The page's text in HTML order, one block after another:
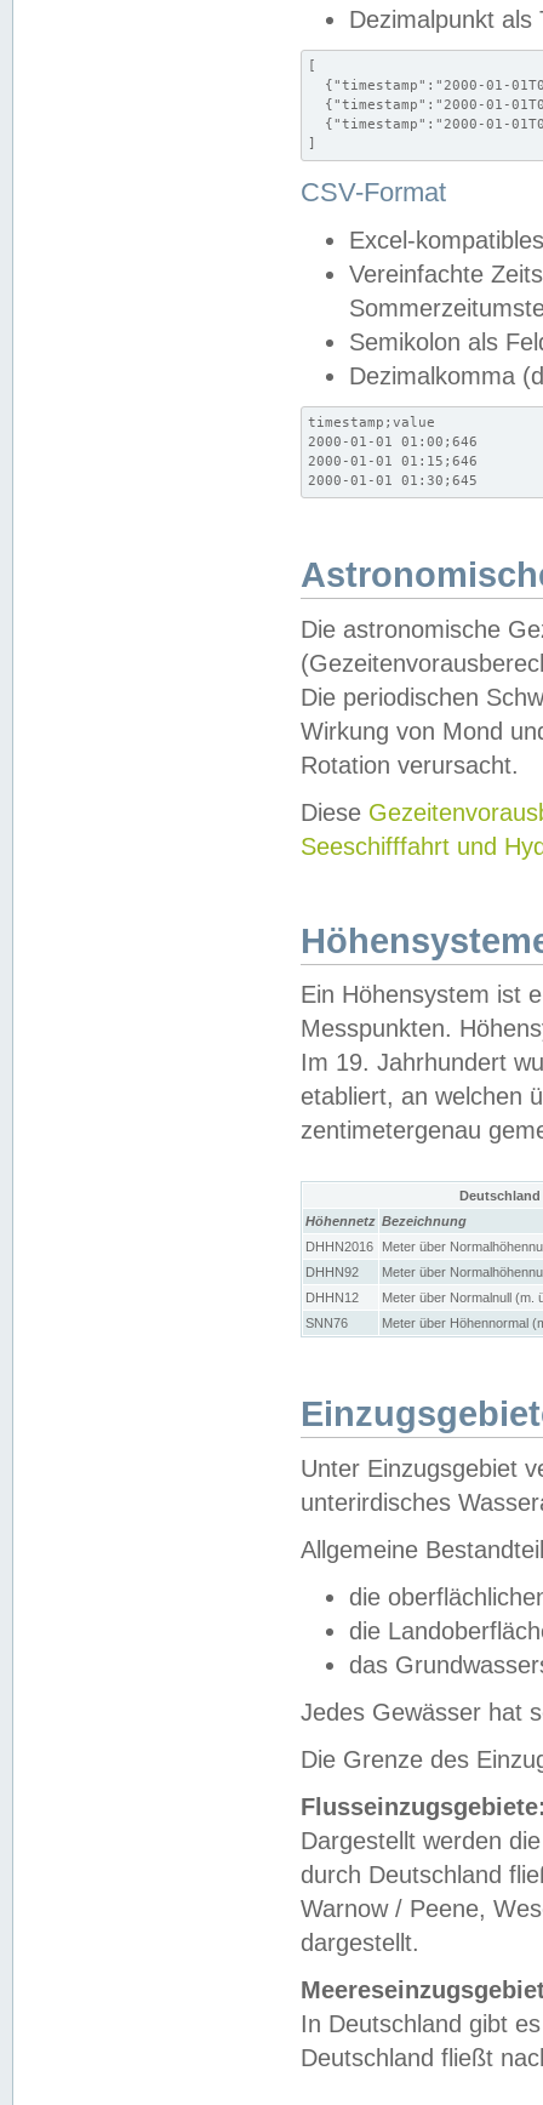
Dezimalpunkt als
[
{"timestamp":"2000-01-
{"timestamp":"2000-01-
{"timestamp":"2000-01-
]
CSV-Format
Excel-
Vereinfachte
Semikolon als
Dezimalkomma
timestamp;value
2000-01-01 01:00;646
2000-01-01 01:15;646
2000-01-01 01:30;645
Die astronomische
Die periodischen
Wirkung von Mond
Rotation verursacht.
Diese
Seeschifffahrt und
Ein Höhensystem ist
Messpunkten.
Im 19. Jahrhundert
etabliert, an welchen
zentimetergenau
Höhennetz Bezeichnung
DHHN2016
Meter über
DHHN92
Meter über
DHHN12
Meter über Normalnull (m.
SNN76
Meter über Höhennormal
Unter Einzugsgebiet
unterirdisches
Allgemeine
die
die
das
Jedes Gewässer hat
Die Grenze des
Dargestellt werden
durch Deutschland
Warnow / Peene,
dargestellt.
In Deutschland gibt
Deutschland fließt